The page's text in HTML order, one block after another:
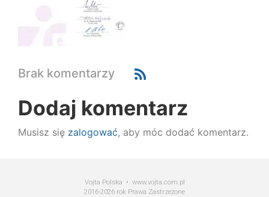
Brak komentarzy
Dodaj komentarz
Musisz się zalogować, aby móc dodać komentarz.
Vojta Polska • www.vojta.com.pl
2016-2026 rok Prawa Zastrzeżone